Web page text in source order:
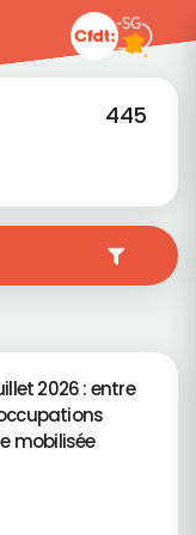
445
2026 : entre
mobilisée